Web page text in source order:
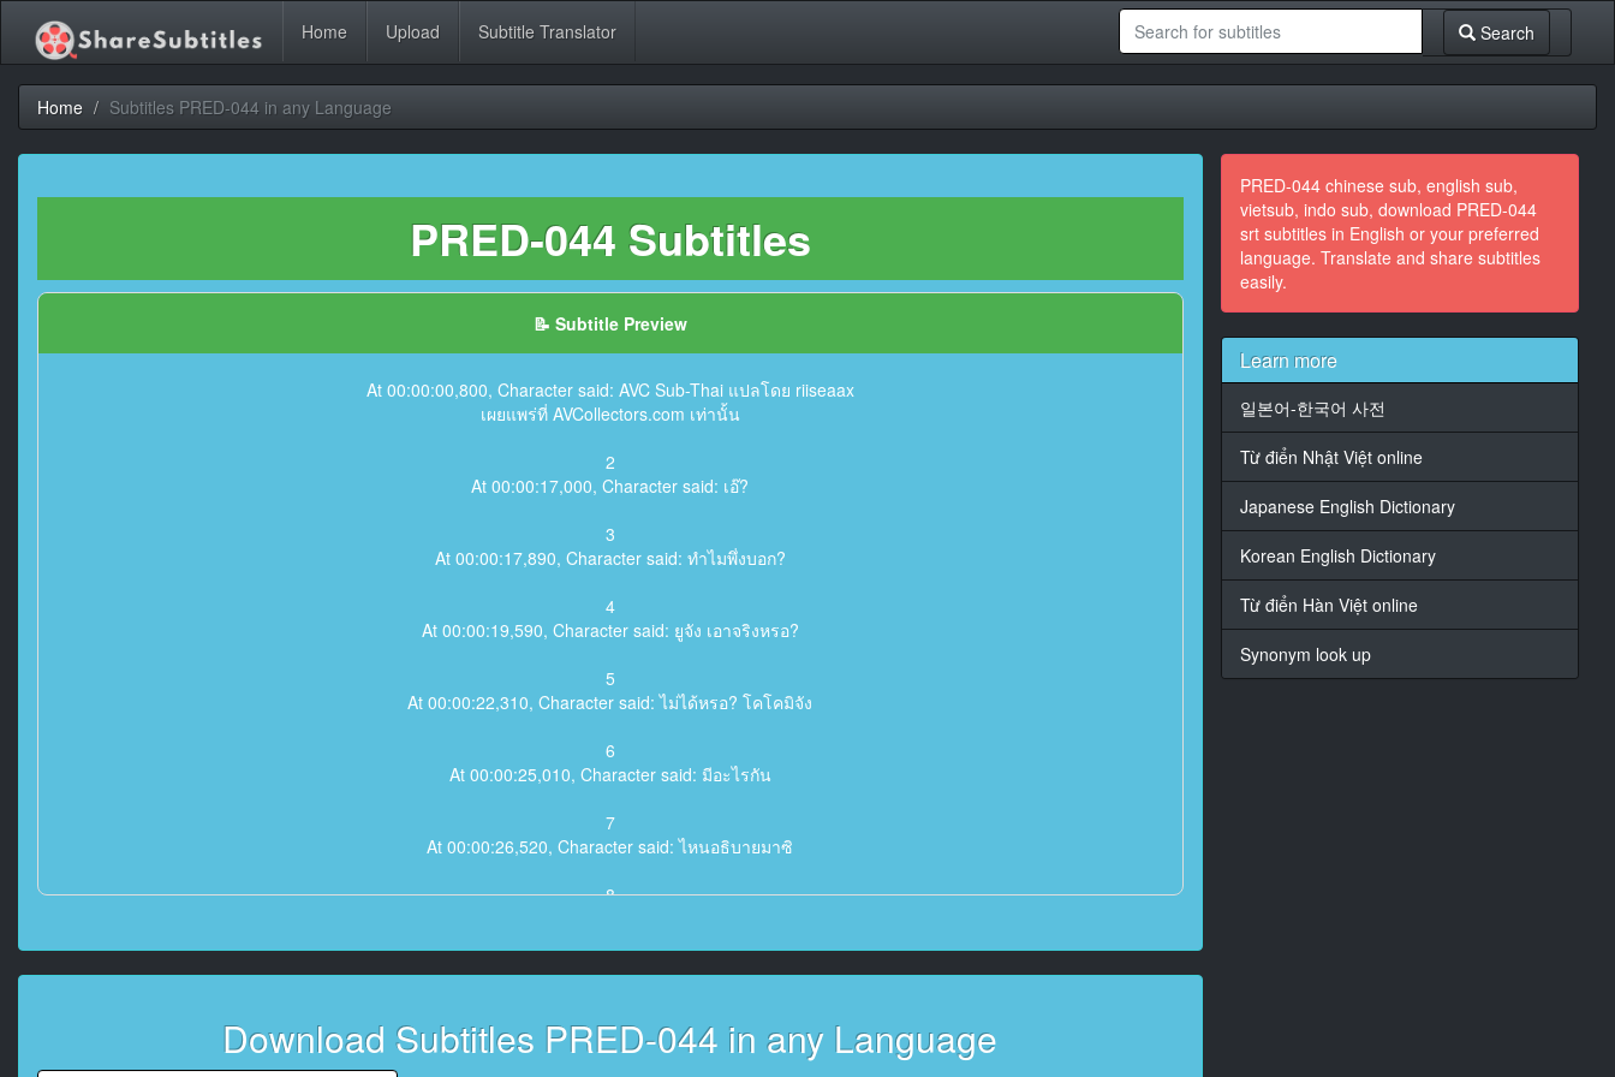
Home Upload Subtitle Translator Search
Home Subtitles PRED-044 in any Language
PRED-044 Subtitles
📝 Subtitle Preview
At 00:00:00,800, Character said: AVC Sub-Thai แปลโดย riiseaax
เผยแพร่ที่ AVCollectors.com เท่านั้น
2
At 00:00:17,000, Character said: เอ๊?
3
At 00:00:17,890, Character said: ทำไมพึ่งบอก?
4
At 00:00:19,590, Character said: ยูจัง เอาจริงหรอ?
5
At 00:00:22,310, Character said: ไม่ได้หรอ? โคโคมิจัง
6
At 00:00:25,010, Character said: มีอะไรกัน
7
At 00:00:26,520, Character said: ไหนอธิบายมาซิ
8
10
At 00:00:32,080, Character said: ผมคิดว่าเขาโดนไล่ออกจากบ้าน
Download Subtitles PRED-044 in any Language
PRED-044 chinese sub, english sub,
vietsub, indo sub, download PRED-044
srt subtitles in English or your preferred
language. Translate and share subtitles
easily.
Learn more
일본어-한국어 사전
Từ điển Nhật Việt online
Japanese English Dictionary
Korean English Dictionary
Từ điển Hàn Việt online
Synonym look up